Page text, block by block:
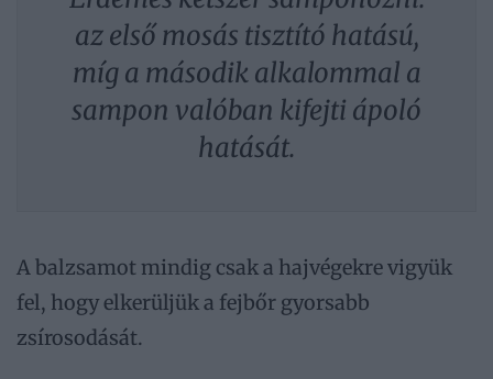
az első mosás tisztító hatású,
míg a második alkalommal a
sampon valóban kifejti ápoló
hatását.
A balzsamot mindig csak a hajvégekre vigyük
fel, hogy elkerüljük a fejbőr gyorsabb
zsírosodását.